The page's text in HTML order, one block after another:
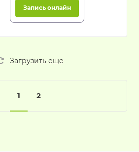
Запись онлайн
Загрузить еще
1 2